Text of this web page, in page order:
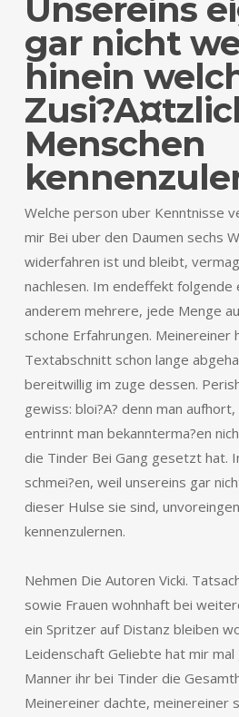
Unsereins
gar nicht
hinein
Menschen
Welche person uber Kenntnisse
mir Bei uber den Daumen sechs
widerfahren ist und bleibt,
nachlesen. Im endeffekt
anderem mehrere, jede Menge
schone Erfahrungen. Meinereiner
Textabschnitt schon lange
bereitwillig im zuge dessen.
gewiss: bloi?A? denn man
entrinnt man bekannterma?en
die Tinder Bei Gang gesetzt hat.
schmei?en, weil unsereins gar
dieser Hulse sie sind,
kennenzulernen.
Nehmen Die Autoren Vicki.
sowie Frauen wohnhaft bei
ein Spritzer auf Distanz bleiben
Leidenschaft Geliebte hat mir
Manner ihr bei Tinder die
Meinereiner dachte, meinereiner